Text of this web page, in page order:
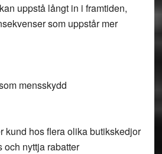
uppstå långt in i framtiden,
som uppstår mer
mensskydd
kund hos flera olika butikskedjor
och nyttja rabatter